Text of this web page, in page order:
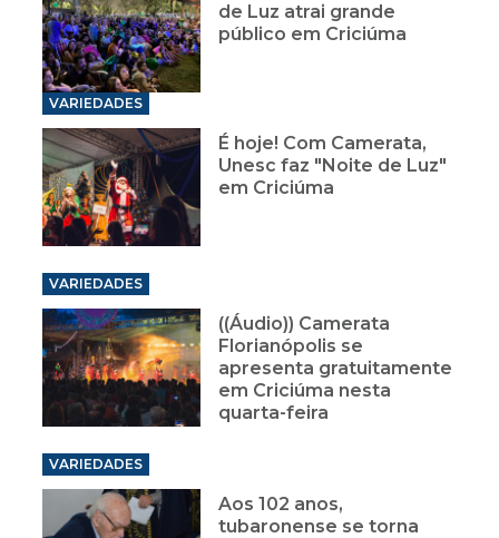
de Luz atrai grande
público em Criciúma
VARIEDADES
É hoje! Com Camerata,
Unesc faz "Noite de Luz"
em Criciúma
VARIEDADES
((Áudio)) Camerata
Florianópolis se
apresenta gratuitamente
em Criciúma nesta
quarta-feira
VARIEDADES
Aos 102 anos,
tubaronense se torna